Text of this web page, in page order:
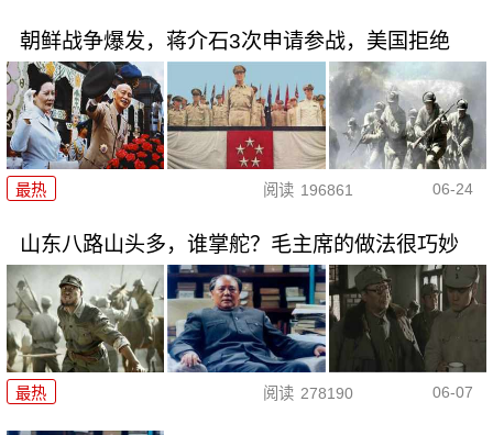
朝鲜战争爆发，蒋介石3次申请参战，美国拒绝
最热 阅读 196861 06-24
山东八路山头多，谁掌舵？毛主席的做法很巧妙
最热 阅读 278190 06-07